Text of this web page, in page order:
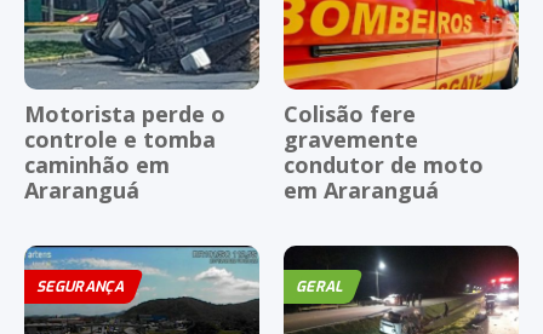
Motorista perde o
controle e tomba
caminhão em
Araranguá
Colisão fere
gravemente
condutor de moto
em Araranguá
SEGURANÇA GERAL